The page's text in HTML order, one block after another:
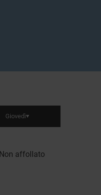
Giovedì
Non affollato